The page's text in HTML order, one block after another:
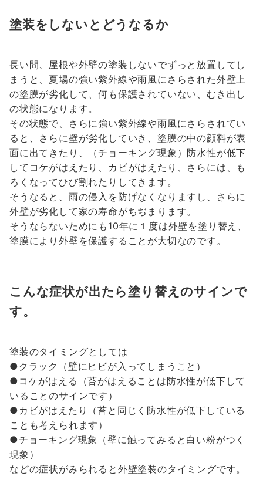
塗装をしないとどうなるか
長い間、屋根や外壁の塗装しないでずっと放置してし
まうと、夏場の強い紫外線や雨風にさらされた外壁上
の塗膜が劣化して、何も保護されていない、むき出し
の状態になります。
その状態で、さらに強い紫外線や雨風にさらされてい
ると、さらに壁が劣化していき、塗膜の中の顔料が表
面に出てきたり、（チョーキング現象）防水性が低下
してコケがはえたり、カビがはえたり、さらには、も
ろくなってひび割れたりしてきます。
そうなると、雨の侵入を防げなくなりますし、さらに
外壁が劣化して家の寿命がちぢまります。
そうならないためにも10年に１度は外壁を塗り替え、
塗膜により外壁を保護することが大切なのです。
こんな症状が出たら塗り替えのサインで
す。
塗装のタイミングとしては
●クラック（壁にヒビが入ってしまうこと）
●コケがはえる（苔がはえることは防水性が低下して
いることのサインです）
●カビがはえたり（苔と同じく防水性が低下している
ことも考えられます）
●チョーキング現象（壁に触ってみると白い粉がつく
現象）
などの症状がみられると外壁塗装のタイミングです。